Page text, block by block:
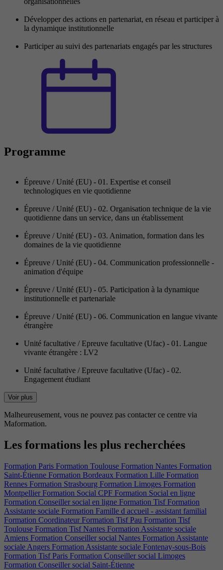
Développer des actions en partenariat, en réseau et participer à
la dynamique institutionnelle
Participer au suivi des partenariats engagés par les structures
Programme
Épreuve / Unité (EU) - 01. Expertise et conseil
technologiques en vie quotidienne
Épreuve / Unité (EU) - 02. Organisation technique de la vie
quotidienne dans un service, dans un établissement
Épreuve / Unité (EU) - 03. Animation, formation dans les
domaines de la vie quotidienne
Épreuve / Unité (EU) - 04. Communication professionnelle -
animation d'équipe
Épreuve / Unité (EU) - 05. Participation à la dynamique
institutionnelle et partenariale
Épreuve / Unité (EU) - 06. Communication en langue vivante
étrangère
Unité facultative / Epreuve facultative (Ufac) - 01. Langue
vivante étrangère : LV2
Unité facultative / Epreuve facultative (Ufac) - 02.
Engagement étudiant
Voir plus
Malheureusement, vous ne pouvez pas contacter ce centre via
Maformation.
Les formations les plus recherchées
Formation Paris Formation Toulouse Formation Nantes Formation
Saint-Étienne Formation Bordeaux Formation Lille Formation
Rennes Formation Strasbourg Formation Limoges Formation
Montpellier Formation Social CPF Formation Social en ligne
Formation Conseiller social en ligne Formation TisfFormation
Assistante sociale Formation Famille d accueil - assistant familial
Formation Coordinateur Formation Tisf Pau Formation Tisf
Toulouse Formation Tisf Nantes Formation Assistante sociale
Amiens Formation Conseiller social Nantes Formation Assistante
sociale Angers Formation Assistante sociale Fontenay-sous-Bois
Formation Tisf Paris Formation Conseiller social Limoges
Formation Conseiller social Saint-Étienne